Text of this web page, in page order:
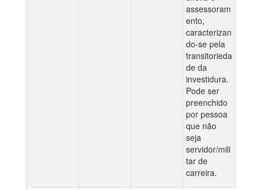
assessoram
ento,
caracterizan
do-se pela
transitorieda
de da
investidura.
Pode ser
preenchido
por pessoa
que não
seja
servidor/mili
tar de
carreira.